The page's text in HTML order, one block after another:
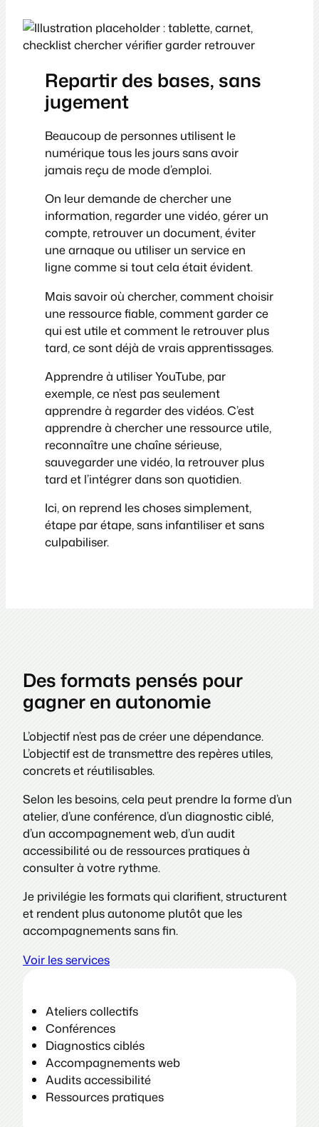
Repartir des bases, sans
jugement
Beaucoup de personnes utilisent le
numérique tous les jours sans avoir
jamais reçu de mode d’emploi.
On leur demande de chercher une
information, regarder une vidéo, gérer un
compte, retrouver un document, éviter
une arnaque ou utiliser un service en
ligne comme si tout cela était évident.
Mais savoir où chercher, comment choisir
une ressource fiable, comment garder ce
qui est utile et comment le retrouver plus
tard, ce sont déjà de vrais apprentissages.
Apprendre à utiliser YouTube, par
exemple, ce n’est pas seulement
apprendre à regarder des vidéos. C’est
apprendre à chercher une ressource utile,
reconnaître une chaîne sérieuse,
sauvegarder une vidéo, la retrouver plus
tard et l’intégrer dans son quotidien.
Ici, on reprend les choses simplement,
étape par étape, sans infantiliser et sans
culpabiliser.
Des formats pensés pour
gagner en autonomie
L’objectif n’est pas de créer une dépendance.
L’objectif est de transmettre des repères utiles,
concrets et réutilisables.
Selon les besoins, cela peut prendre la forme d’un
atelier, d’une conférence, d’un diagnostic ciblé,
d’un accompagnement web, d’un audit
accessibilité ou de ressources pratiques à
consulter à votre rythme.
Je privilégie les formats qui clarifient, structurent
et rendent plus autonome plutôt que les
accompagnements sans fin.
Voir les services
Ateliers collectifs
Conférences
Diagnostics ciblés
Accompagnements web
Audits accessibilité
Ressources pratiques